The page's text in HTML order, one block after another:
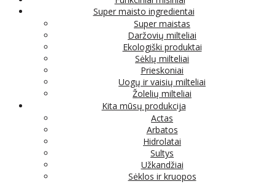
Super maisto ingredientai
Super maistas
Daržovių milteliai
Ekologiški produktai
Sėklų milteliai
Prieskoniai
Uogų ir vaisių milteliai
Žolelių milteliai
Kita mūsų produkcija
Actas
Arbatos
Hidrolatai
Sultys
Užkandžiai
Sėklos ir kruopos